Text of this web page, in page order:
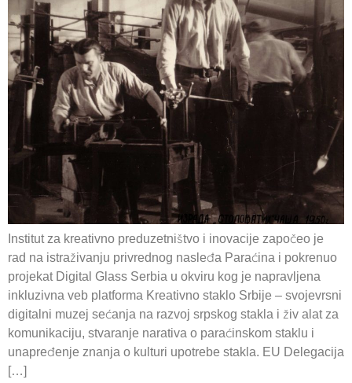
Institut za kreativno preduzetništvo i inovacije započeo je
rad na istraživanju privrednog nasleđa Paraćina i pokrenuo
projekat Digital Glass Serbia u okviru kog je napravljena
inkluzivna veb platforma Kreativno staklo Srbije – svojevrsni
digitalni muzej sećanja na razvoj srpskog stakla i živ alat za
komunikaciju, stvaranje narativa o paraćinskom staklu i
unapređenje znanja o kulturi upotrebe stakla. EU Delegacija
[…]